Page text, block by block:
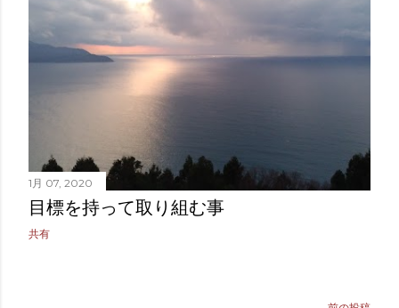
1月 07, 2020
目標を持って取り組む事
共有